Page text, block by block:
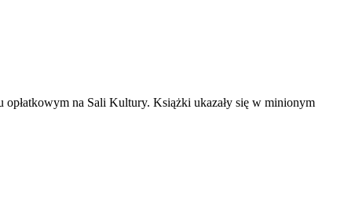
opłatkowym na Sali Kultury. Książki ukazały się w minionym